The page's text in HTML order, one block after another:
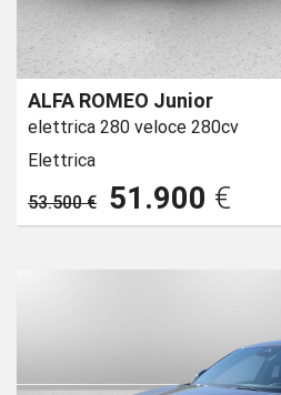
ALFA ROMEO Junior
elettrica 280 veloce 280cv
Elettrica
53.500 €
51.900 €